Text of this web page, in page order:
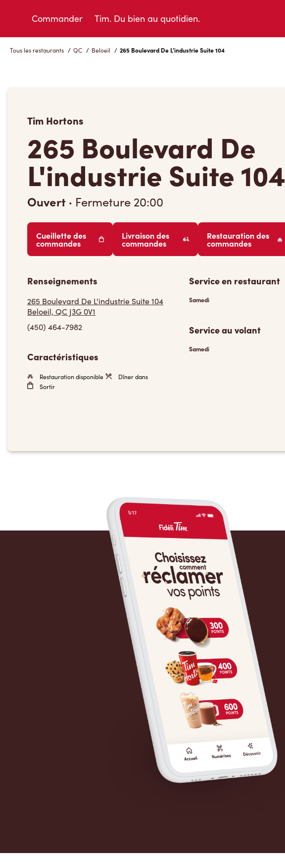
Commander Tim. Du bien au quotidien.
Tous les restaurants / QC / Beloeil / 265 Boulevard De L'industrie Suite 104
Tim Hortons
265 Boulevard De
L'industrie Suite 104
Ouvert · Fermeture 20:00
Cueillette des
commandes
Livraison des
commandes
Restauration des
commandes
Renseignements
265 Boulevard De L'industrie Suite 104
Beloeil, QC J3G 0V1
(450) 464-7982
Caractéristiques
Restauration disponible
Dîner dans
Sortir
Service en restaurant
Samedi
Service au volant
Samedi